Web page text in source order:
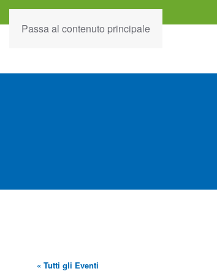
Passa al contenuto principale
« Tutti gli Eventi